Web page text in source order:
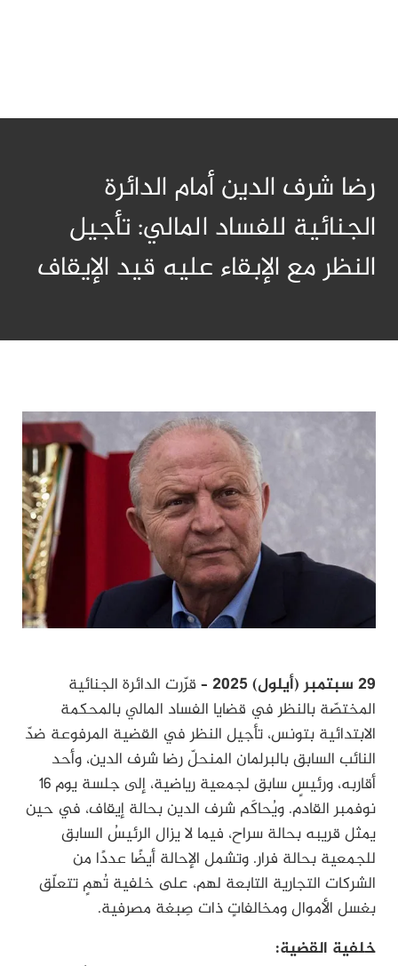
رضا شرف الدين أمام الدائرة
الجنائية للفساد المالي: تأجيل
النظر مع الإبقاء عليه قيد الإيقاف
29 سبتمبر (أيلول) 2025
– قرّرت الدائرة الجنائية
المختصّة بالنظر في قضايا الفساد المالي بالمحكمة
الابتدائية بتونس، تأجيل النظر في القضية المرفوعة ضدّ
النائب السابق بالبرلمان المنحلّ رضا شرف الدين، وأحد
أقاربه، ورئيسٍ سابق لجمعية رياضية، إلى جلسة يوم 16
نوفمبر القادم. ويُحاكَم شرف الدين بحالة إيقاف، في حين
يمثل قريبه بحالة سراح، فيما لا يزال الرئيسُ السابق
للجمعية بحالة فرار. وتشمل الإحالة أيضًا عددًا من
الشركات التجارية التابعة لهم، على خلفية تُهمٍ تتعلّق
بغسل الأموال ومخالفاتٍ ذات صِبغة مصرفية.
خلفية القضية: